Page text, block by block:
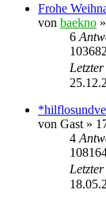
Frohe
von baekno »
6
103682
von Gast »
4